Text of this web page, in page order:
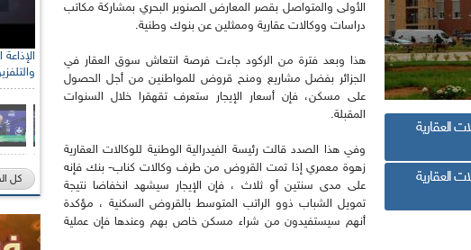
العقارية
العقارية
الأولى والمتواصل بقصر المعارض الصنوبر البحري بمشاركة مكاتب
دراسات ووكالات عقارية وممثلين عن بنوك وطنية.
هذا وبعد فترة من الركود جاءت فرصة انتعاش سوق العقار في
الجزائر بفضل مشاريع ومنح قروض للمواطنين من أجل الحصول
على مسكن، فإن أسعار الإيجار ستعرف تقهقرا خلال السنوات
المقبلة.
وفي هذا الصدد قالت رئيسة الفيدرالية الوطنية للوكالات العقارية
زهوة معمري إذا تمت القروض من طرف وكالات كناب- بنك فإنه
على مدى سنتين أو ثلاث ، فإن الإيجار سيشهد انخفاضا نتيجة
تمويل الشباب ذوو الراتب المتوسط بالقروض السكنية ، مؤكدة
أنهم سيستفيدون من شراء مسكن خاص بهم وعندها فإن عملية
كل